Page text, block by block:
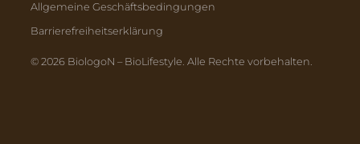
Allgemeine Geschäftsbedingungen
Barrierefreiheitserklärung
© 2026 BiologoN – BioLifestyle. Alle Rechte vorbehalten.